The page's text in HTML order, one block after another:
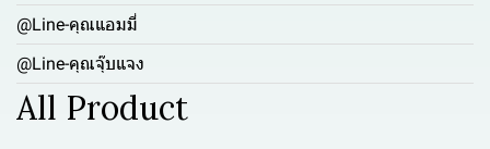
@Line-คุณแอมมี่
@Line-คุณจุ๊บแจง
All Product